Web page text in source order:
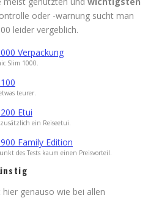
oder -warnung sucht man
leider vergeblich.
Slim 1000.
teurer.
ein Reiseetui.
des Tests kaum einen Preisvorteil.
hier genauso wie bei allen